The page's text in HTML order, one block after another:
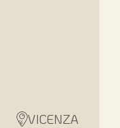
VICENZA